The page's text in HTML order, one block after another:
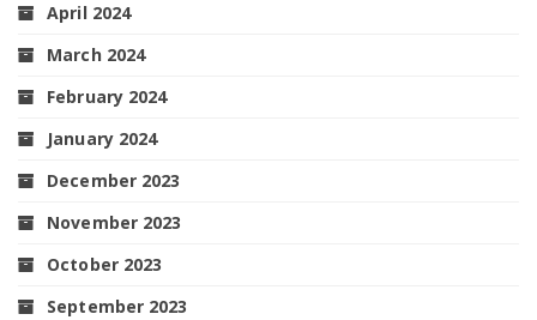
April 2024
March 2024
February 2024
January 2024
December 2023
November 2023
October 2023
September 2023